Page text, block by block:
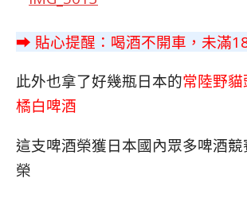
➡ 貼心提醒：喝酒不開車，未滿
此外也拿了好幾瓶日本的常陸野
橘白啤酒
這支啤酒榮獲日本國內眾多啤酒
榮